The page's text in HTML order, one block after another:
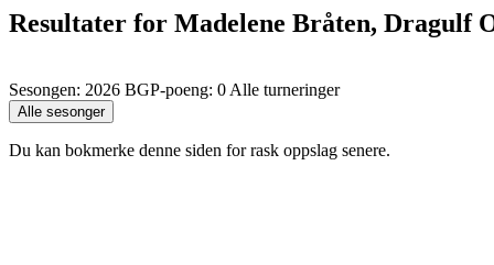
Resultater for Madelene Bråten, Dragulf
Sesongen: 2026 BGP-poeng: 0 Alle turneringer
Du kan bokmerke denne siden for rask oppslag senere.